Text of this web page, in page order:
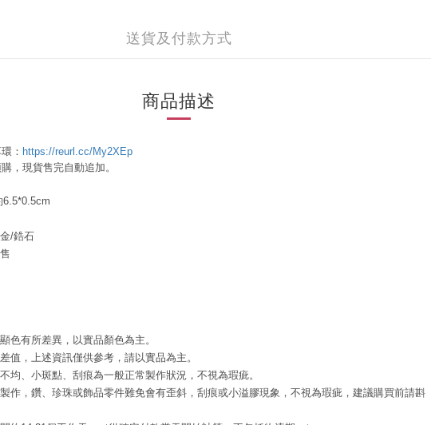
送貨及付款方式
商品描述
： https://reurl.cc/My2XEp
，現貨售完自動追加。
/鋯石
色有所差異，以實品顏色為主。
值，上述資訊僅供參考，請以實品為主。
均、小斑點、刮痕為一般正常製作狀況，不視為瑕疵。
作，鑽、珍珠或飾品零件難免會有歪斜，刮痕或小溢膠現象，不視為瑕疵，建議購買前請斟